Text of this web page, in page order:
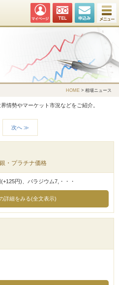
HOME > 相場ニュース
情勢やマーケット市況などをご紹介。
次へ ≫
・プラチナ価格
円)、パラジウム7,・・・
詳細をみる(全文表示)